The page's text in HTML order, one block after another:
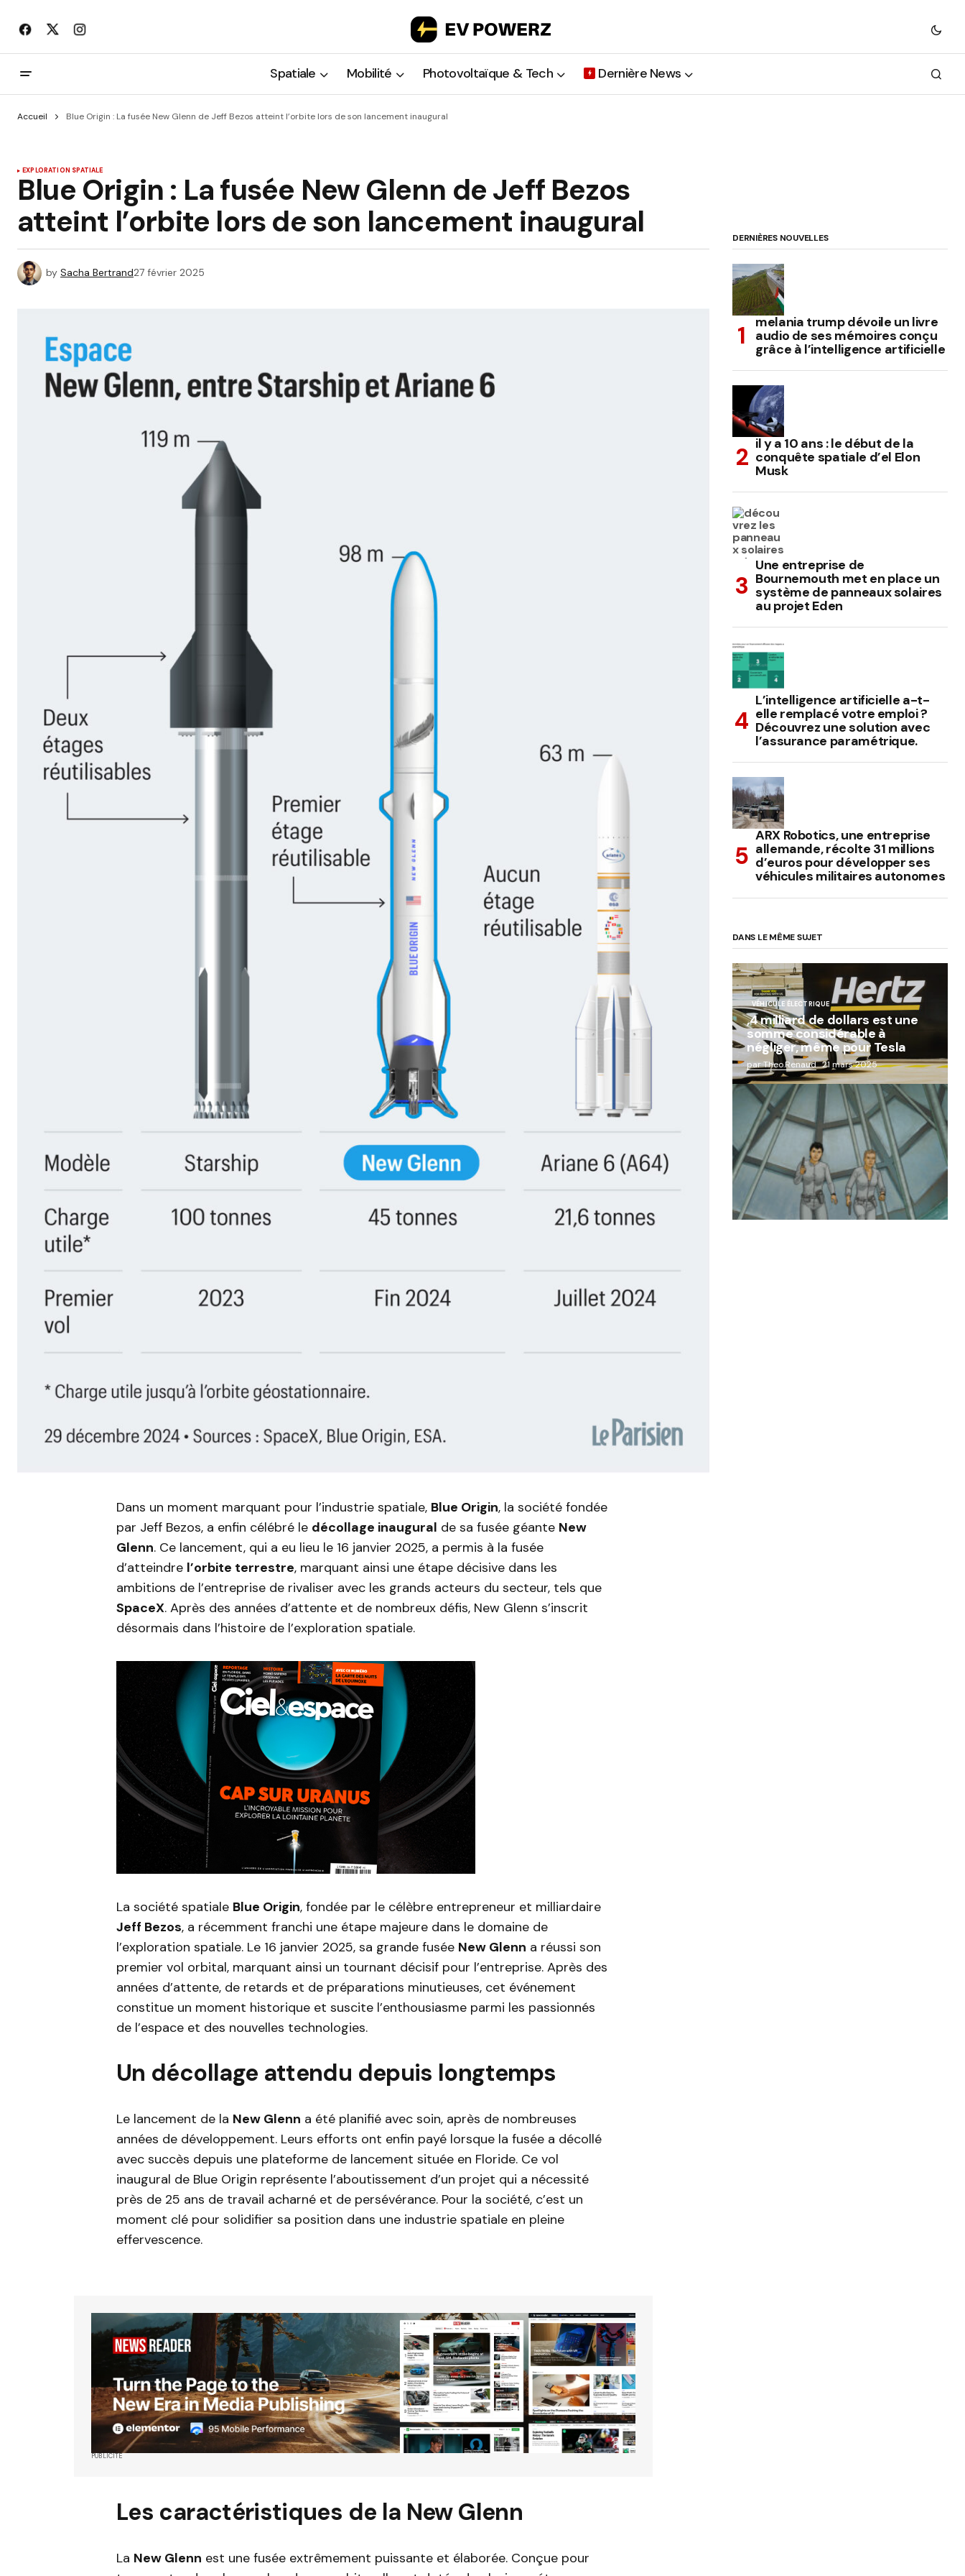
Spatiale Mobilité Photovoltaïque & Tech Dernière News
Accueil Blue Origin : La fusée New Glenn de Jeff Bezos atteint l’orbite lors de son lancement inaugural
EXPLORATION SPATIALE
Blue Origin : La fusée New Glenn de Jeff Bezos
atteint l’orbite lors de son lancement inaugural
by Sacha Bertrand27 février 2025
Dans un moment marquant pour l’industrie spatiale, Blue Origin, la société fondée
par Jeff Bezos, a enfin célébré le décollage inaugural de sa fusée géante New
Glenn. Ce lancement, qui a eu lieu le 16 janvier 2025, a permis à la fusée
d’atteindre l’orbite terrestre, marquant ainsi une étape décisive dans les
ambitions de l’entreprise de rivaliser avec les grands acteurs du secteur, tels que
SpaceX. Après des années d’attente et de nombreux défis, New Glenn s’inscrit
désormais dans l’histoire de l’exploration spatiale.
La société spatiale Blue Origin, fondée par le célèbre entrepreneur et milliardaire
Jeff Bezos, a récemment franchi une étape majeure dans le domaine de
l’exploration spatiale. Le 16 janvier 2025, sa grande fusée New Glenn a réussi son
premier vol orbital, marquant ainsi un tournant décisif pour l’entreprise. Après des
années d’attente, de retards et de préparations minutieuses, cet événement
constitue un moment historique et suscite l’enthousiasme parmi les passionnés
de l’espace et des nouvelles technologies.
Un décollage attendu depuis longtemps
Le lancement de la New Glenn a été planifié avec soin, après de nombreuses
années de développement. Leurs efforts ont enfin payé lorsque la fusée a décollé
avec succès depuis une plateforme de lancement située en Floride. Ce vol
inaugural de Blue Origin représente l’aboutissement d’un projet qui a nécessité
près de 25 ans de travail acharné et de persévérance. Pour la société, c’est un
moment clé pour solidifier sa position dans une industrie spatiale en pleine
effervescence.
PUBLICITÉ
Les caractéristiques de la New Glenn
La New Glenn est une fusée extrêmement puissante et élaborée. Conçue pour
DERNIÈRES NOUVELLES
melania trump dévoile un livre
audio de ses mémoires conçu
grâce à l’intelligence artificielle
il y a 10 ans : le début de la
conquête spatiale d’el Elon
Musk
Une entreprise de
Bournemouth met en place un
système de panneaux solaires
au projet Eden
L’intelligence artificielle a-t-
elle remplacé votre emploi ?
Découvrez une solution avec
l’assurance paramétrique.
ARX Robotics, une entreprise
allemande, récolte 31 millions
d’euros pour développer ses
véhicules militaires autonomes
DANS LE MÊME SUJET
VÉHICULE ÉLECTRIQUE
,4 milliard de dollars est une
somme considérable à
négliger, même pour Tesla
par Theo.Renaud 21 mars 2025
« Abandon des géants de la
robotique : Aldebaran, l’icône
française laissée à l’oubli »
par Lucie Dubois 18 mars 2025